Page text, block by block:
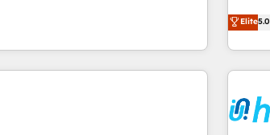
tiene. No es teoría:
+700 implementaciones en LATAM.
Founded in Barcelona and
LATAM, and the UK, we support
smarter marketing, sales, and
As the only HubSpot Elite
automation to drive sustainable
team designs solutions that
powers
your entire
are
we
Elite5.0